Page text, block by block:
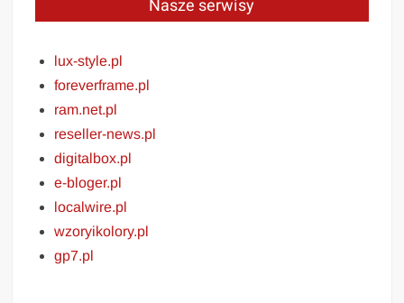
Nasze serwisy
lux-style.pl
foreverframe.pl
ram.net.pl
reseller-news.pl
digitalbox.pl
e-bloger.pl
localwire.pl
wzoryikolory.pl
gp7.pl